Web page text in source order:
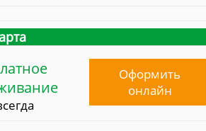
Оформить
онлайн